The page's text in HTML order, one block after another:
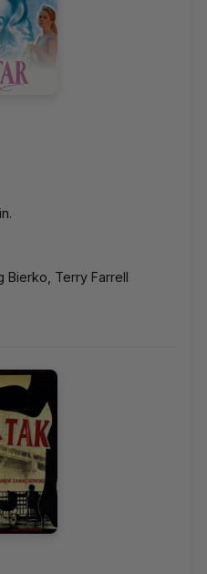
Bierko, Terry Farrell